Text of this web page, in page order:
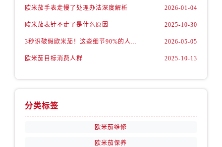
山西省长治市潞州区英雄中路售后服务中心（需提前预约）
欧米茄手表走慢了处理办法深度解析 2026-01-04
欧米茄表针不走了是什么原因 2025-10-30
3秒识破假欧米茄！这些细节90%的人都忽略了 2026-05-05
欧米茄目标消费人群 2025-10-13
分类标签
欧米茄维修
欧米茄保养